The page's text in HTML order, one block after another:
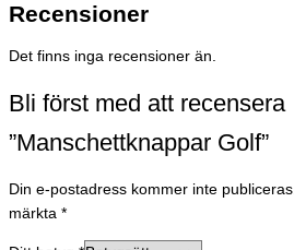
Recensioner
Det finns inga recensioner än.
Bli först med att recensera
”Manschettknappar Golf”
Din e-postadress kommer inte publiceras.
märkta *